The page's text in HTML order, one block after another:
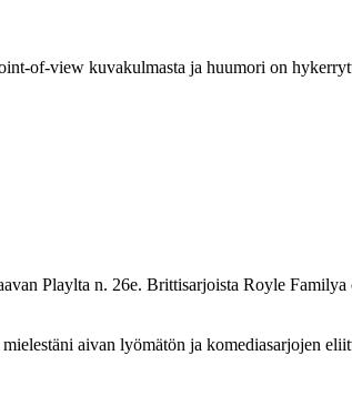
of-view kuvakulmasta ja huumori on
Playlta n. 26e. Brittisarjoista Royle
aivan lyömätön ja komediasarjojen